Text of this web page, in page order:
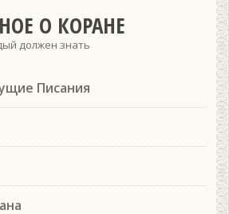
О КОРАНЕ
должен знать
Писания